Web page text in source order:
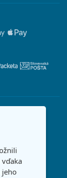
jeho